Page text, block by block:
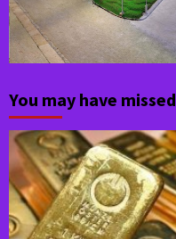
You may have missed